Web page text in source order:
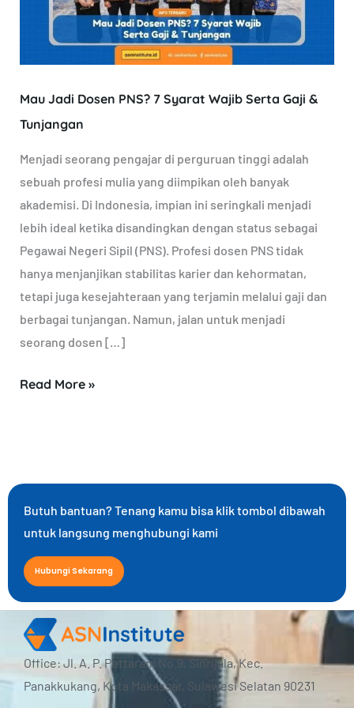
Mau Jadi Dosen PNS? 7 Syarat Wajib Serta Gaji &
Tunjangan
Menjadi seorang pengajar di perguruan tinggi adalah
sebuah profesi mulia yang diimpikan oleh banyak
akademisi. Di Indonesia, impian ini seringkali menjadi
lebih ideal ketika disandingkan dengan status sebagai
Pegawai Negeri Sipil (PNS). Profesi dosen PNS tidak
hanya menjanjikan stabilitas karier dan kehormatan,
tetapi juga kesejahteraan yang terjamin melalui gaji dan
berbagai tunjangan. Namun, jalan untuk menjadi
seorang dosen […]
Gaji
&
Read More »
Butuh bantuan? Tenang kamu bisa klik tombol dibawah
untuk langsung menghubungi kami
Hubungi Sekarang
Office: Jl. A. P. Pettarani No.9, Sinrijala, Kec.
Panakkukang, Kota Makassar, Sulawesi Selatan 90231